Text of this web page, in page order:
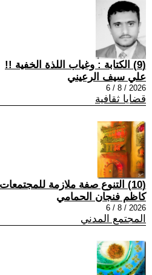
(9) الكتابة : وغياب اللذة الخفية !!
علي سيف الرعيني
2026 / 8 / 6
قضايا ثقافية
(10) التنوع صفة ملازمة للمجتمعات
كاظم فنجان الحمامي
2026 / 8 / 6
المجتمع المدني